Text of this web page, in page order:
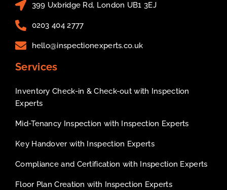
399 Uxbridge Rd, London UB1 3EJ
0203 404 2777
hello@inspectionexperts.co.uk
Services
Inventory Check-in & Check-out with Inspection
Experts
Mid-Tenancy Inspection with Inspection Experts
Key Handover with Inspection Experts
Compliance and Certification with Inspection Experts
Floor Plan Creation with Inspection Experts